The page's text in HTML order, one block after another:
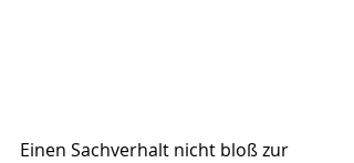
Einen Sachverhalt nicht bloß zur